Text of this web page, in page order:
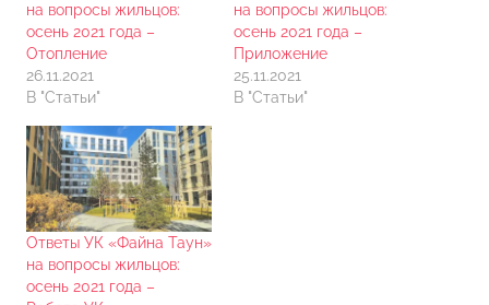
на вопросы жильцов:
осень 2021 года –
Отопление
26.11.2021
В "Статьи"
на вопросы жильцов:
осень 2021 года –
Приложение
25.11.2021
В "Статьи"
Ответы УК «Файна Таун»
на вопросы жильцов:
осень 2021 года –